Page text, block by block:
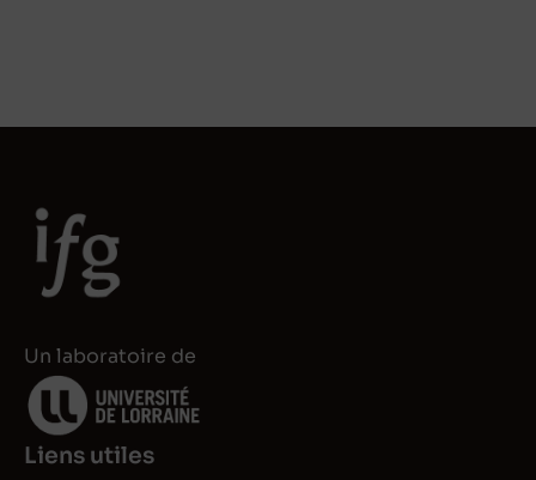
I
n
Un laboratoire de
Liens utiles